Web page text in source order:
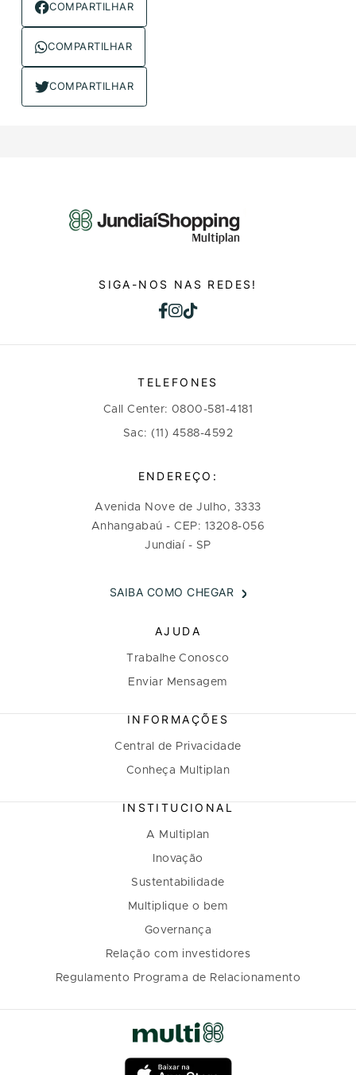
COMPARTILHAR
COMPARTILHAR
COMPARTILHAR
SIGA-NOS NAS REDES!
TELEFONES
Call Center: 0800-581-4181
Sac: (11) 4588-4592
ENDEREÇO:
Avenida Nove de Julho, 3333
Anhangabaú - CEP: 13208-056
Jundiaí - SP
SAIBA COMO CHEGAR
AJUDA
Trabalhe Conosco
Enviar Mensagem
INFORMAÇÕES
Central de Privacidade
Conheça Multiplan
INSTITUCIONAL
A Multiplan
Inovação
Sustentabilidade
Multiplique o bem
Governança
Relação com investidores
Regulamento Programa de Relacionamento